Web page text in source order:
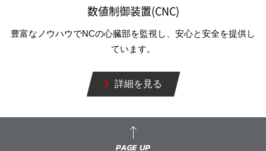
数値制御装置(CNC)
豊富なノウハウでNCの心臓部を監視し、安心と安全を提供し
ています。
詳細を見る